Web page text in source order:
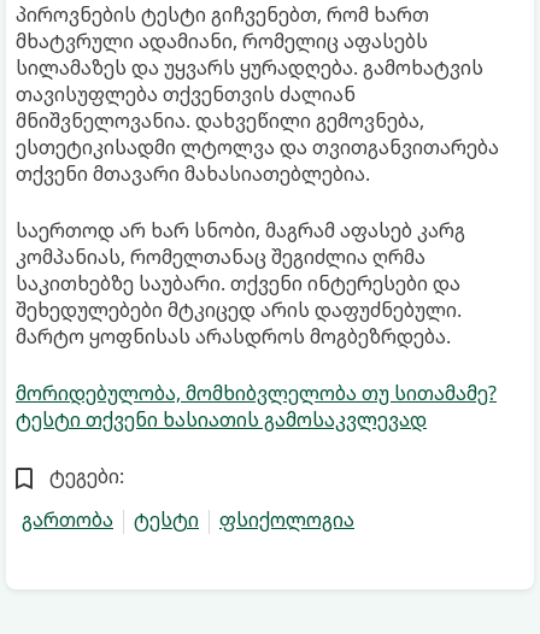
პიროვნების ტესტი გიჩვენებთ, რომ ხართ
მხატვრული ადამიანი, რომელიც აფასებს
სილამაზეს და უყვარს ყურადღება. გამოხატვის
თავისუფლება თქვენთვის ძალიან
მნიშვნელოვანია. დახვეწილი გემოვნება,
ესთეტიკისადმი ლტოლვა და თვითგანვითარება
თქვენი მთავარი მახასიათებლებია.
საერთოდ არ ხარ სნობი, მაგრამ აფასებ კარგ
კომპანიას, რომელთანაც შეგიძლია ღრმა
საკითხებზე საუბარი. თქვენი ინტერესები და
შეხედულებები მტკიცედ არის დაფუძნებული.
მარტო ყოფნისას არასდროს მოგბეზრდება.
მორიდებულობა, მომხიბვლელობა თუ სითამამე?
ტესტი თქვენი ხასიათის გამოსაკვლევად
ტეგები:
გართობა
ტესტი ფსიქოლოგია